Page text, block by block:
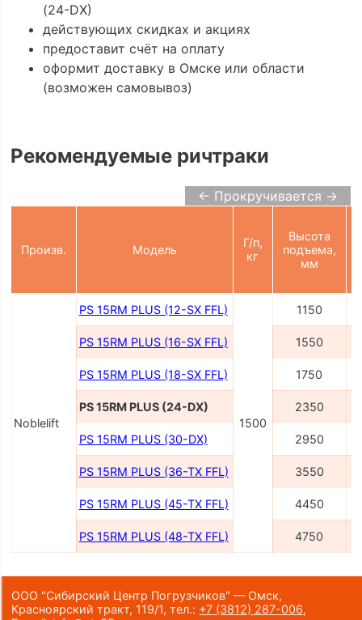
(24-DX)
действующих скидках и акциях
предоставит счёт на оплату
оформит доставку в Омске или области
(возможен самовывоз)
Рекомендуемые ричтраки
← Прокручивается →
Произв. Модель
Г/п,
кг
Высота
подъема,
мм
Noblelift
PS 15RM PLUS (12-SX FFL)
1500
1150
PS 15RM PLUS (16-SX FFL) 1550
PS 15RM PLUS (18-SX FFL) 1750
PS 15RM PLUS (24-DX) 2350
PS 15RM PLUS (30-DX) 2950
PS 15RM PLUS (36-TX FFL) 3550
PS 15RM PLUS (45-TX FFL) 4450
PS 15RM PLUS (48-TX FFL) 4750
ООО "Сибирский Центр Погрузчиков" — Омск,
Красноярский тракт, 119/1,тел.: +7 (3812) 287-006,